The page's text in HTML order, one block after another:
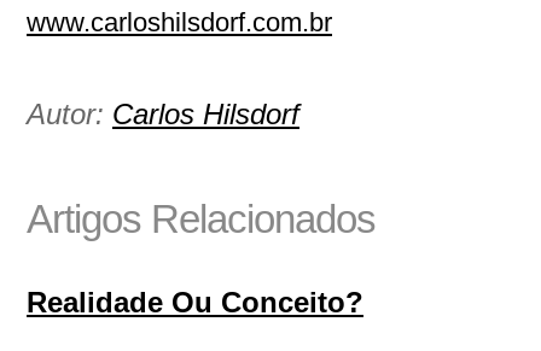
www.carloshilsdorf.com.br
Autor: Carlos Hilsdorf
Artigos Relacionados
Realidade Ou Conceito?